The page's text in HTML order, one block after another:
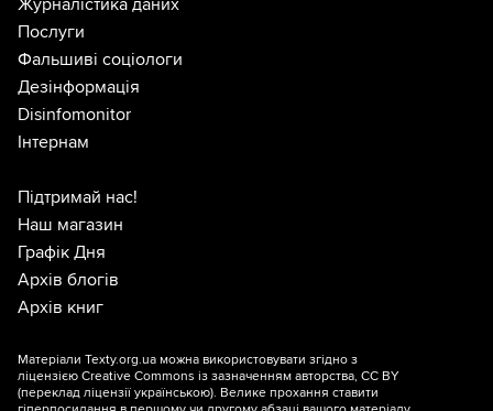
Журналістика даних
Послуги
Фальшиві соціологи
Дезінформація
Disinfomonitor
Інтернам
Підтримай нас!
Наш магазин
Графік Дня
Архів блогів
Архів книг
Матеріали Texty.org.ua можна використовувати згідно з
ліцензією Creative Commons із зазначенням авторства, CC BY
(переклад ліцензії українською). Велике прохання ставити